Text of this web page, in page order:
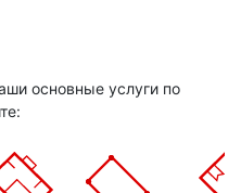
основные услуги по